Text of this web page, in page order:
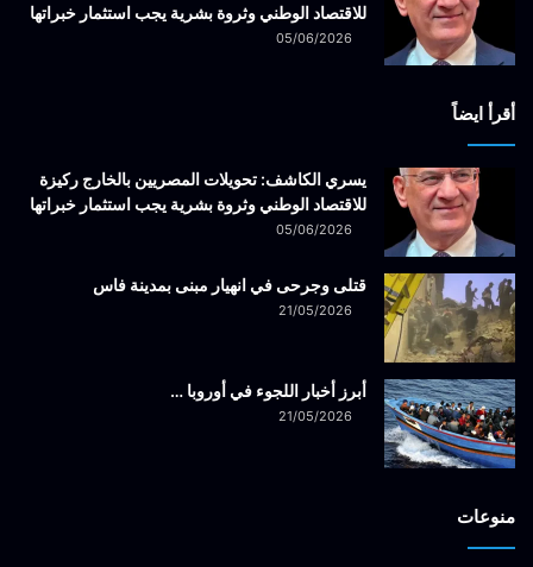
للاقتصاد الوطني وثروة بشرية يجب استثمار خبراتها
05/06/2026
أقرأ ايضاً
يسري الكاشف: تحويلات المصريين بالخارج ركيزة
للاقتصاد الوطني وثروة بشرية يجب استثمار خبراتها
05/06/2026
قتلى وجرحى في انهيار مبنى بمدينة فاس
21/05/2026
أبرز أخبار اللجوء في أوروبا …
21/05/2026
منوعات